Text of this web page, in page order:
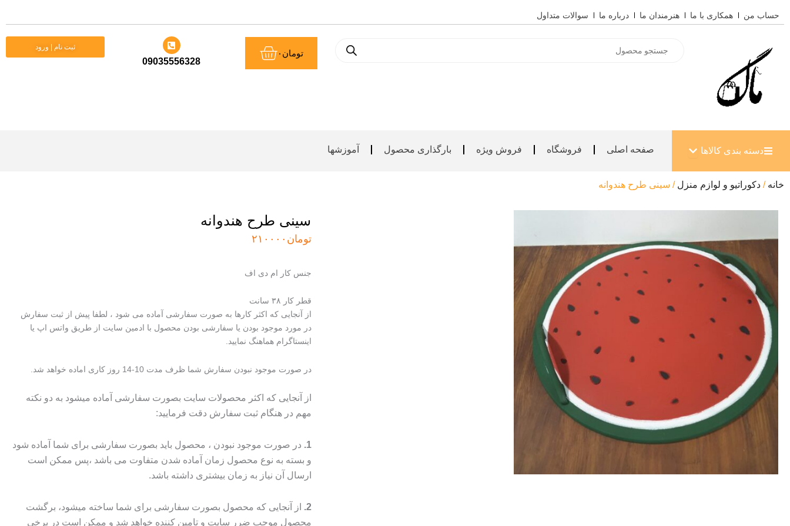
به
حساب من همکاری با ما هنرمندان ما درباره ما سوالات متداول
search
تومان ۰سبد
خرید
09035556328
ثبت نام | ورود
دسته بندی کالاها باز کردن دسته بندی کالاها
صفحه اصلی فروشگاه فروش ویژه بارگذاری محصول آموزشها
خانه / دکوراتیو و لوازم منزل / سینی طرح هندوانه
سینی طرح هندوانه
تومان ۲۱۰۰۰۰
جنس کار ام دی اف
قطر کار ۳۸ سانت
از آنجایی که اکثر کارها به صورت سفارشی آماده می شود ، لطفا پیش از ثبت سفارش
در مورد موجود بودن یا سفارشی بودن محصول با ادمین سایت از طریق واتس اپ یا
اینستاگرام هماهنگ نمایید.
در صورت موجود نبودن سفارش شما ظرف مدت 10-14 روز کاری اماده خواهد شد.
از آنجایی که اکثر محصولات سایت بصورت سفارشی آماده میشود به دو نکته
مهم در هنگام ثبت سفارش دقت فرمایید:
1. در صورت موجود نبودن ، محصول باید بصورت سفارشی برای شما آماده شود
و بسته به نوع محصول زمان آماده شدن متفاوت می باشد ،پس ممکن است
ارسال آن نیاز به زمان بیشتری داشته باشد.
2.
از آنجایی که محصول بصورت سفارشی برای شما ساخته میشود، برگشت
محصول موجب ضرر سایت و تامین کننده خواهد شد و ممکن است در برخی